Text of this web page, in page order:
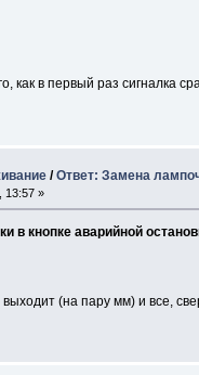
как в первый раз сигналка
/Ответ: Замена
13:57 »
в кнопке аварийной
(на пару мм) и все,